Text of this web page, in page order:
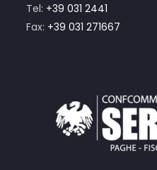
Tel: +39 031 2441
Fax: +39 031 271667